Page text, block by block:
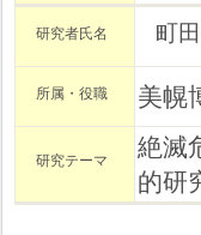
研究者氏名 町
所属・役職 美幌
研究テーマ
絶滅
的研